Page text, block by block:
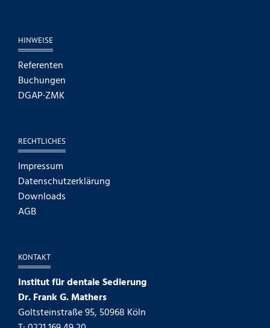
HINWEISE
Referenten
Buchungen
DGAP·ZMK
RECHTLICHES
Impressum
Datenschutzerklärung
Downloads
AGB
KONTAKT
Institut für dentale Sedierung
Dr. Frank G. Mathers
Goltsteinstraße 95, 50968 Köln